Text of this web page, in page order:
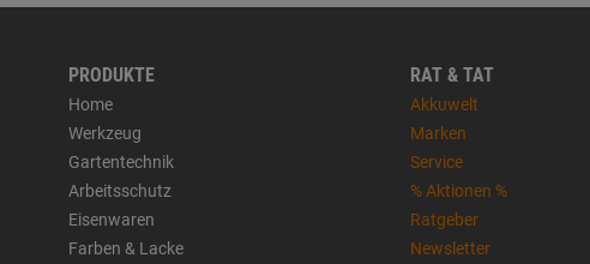
PRODUKTE
Home
Werkzeug
Gartentechnik
Arbeitsschutz
Eisenwaren
Farben & Lacke
RAT & TAT
Akkuwelt
Marken
Service
% Aktionen %
Ratgeber
Newsletter